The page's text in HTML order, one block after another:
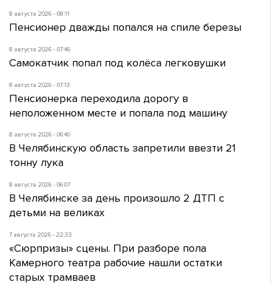
8 августа 2026 - 08:11
Пенсионер дважды попался на спиле березы
8 августа 2026 - 07:46
Самокатчик попал под колёса легковушки
8 августа 2026 - 07:13
Пенсионерка переходила дорогу в
неположенном месте и попала под машину
8 августа 2026 - 06:40
В Челябинскую область запретили ввезти 21
тонну лука
8 августа 2026 - 06:07
В Челябинске за день произошло 2 ДТП с
детьми на великах
7 августа 2026 - 22:33
«Сюрпризы» сцены. При разборе пола
Камерного театра рабочие нашли остатки
старых трамваев